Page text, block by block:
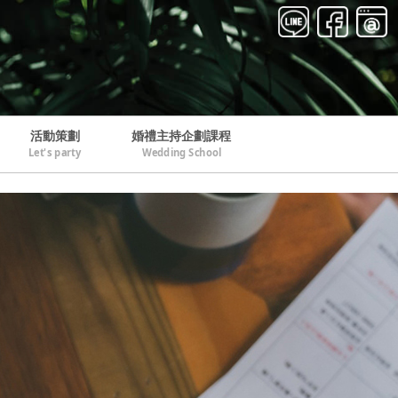
活動策劃
Let's party
婚禮主持企劃課程
Wedding School